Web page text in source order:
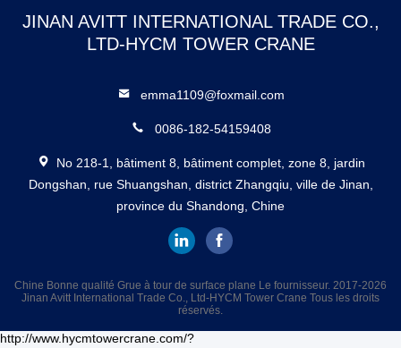
JINAN AVITT INTERNATIONAL TRADE CO.,
LTD-HYCM TOWER CRANE
emma1109@foxmail.com
0086-182-54159408
No 218-1, bâtiment 8, bâtiment complet, zone 8, jardin
Dongshan, rue Shuangshan, district Zhangqiu, ville de Jinan,
province du Shandong, Chine
Chine Bonne qualité Grue à tour de surface plane Le fournisseur. 2017-2026
Jinan Avitt International Trade Co., Ltd-HYCM Tower Crane Tous les droits
réservés.
http://www.hycmtowercrane.com/?